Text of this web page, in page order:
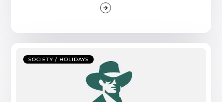
SOCIETY / HOLIDAYS